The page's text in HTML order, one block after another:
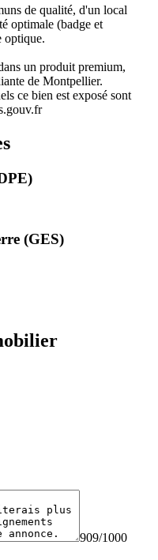
de qualité, d'un local
optimale (badge et
optique.
un produit premium,
de Montpellier.
ce bien est exposé sont
(GES)
909/1000